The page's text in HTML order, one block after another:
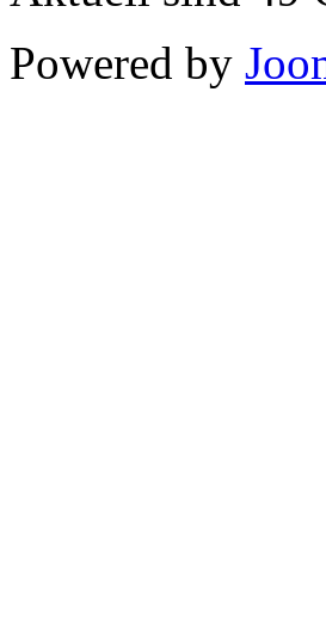
Powered by